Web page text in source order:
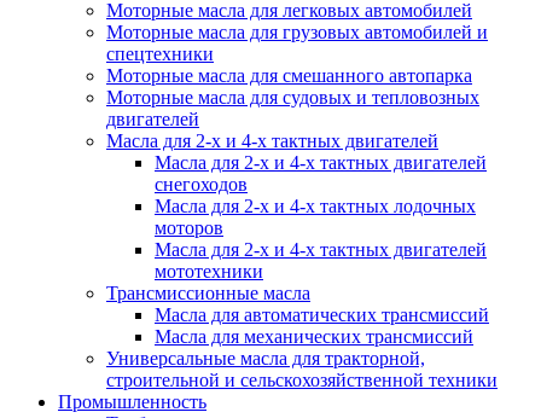
Моторные масла для легковых автомобилей
Моторные масла для грузовых автомобилей и
спецтехники
Моторные масла для смешанного автопарка
Моторные масла для судовых и тепловозных
двигателей
Масла для 2-х и 4-х тактных двигателей
Масла для 2-х и 4-х тактных двигателей
снегоходов
Масла для 2-х и 4-х тактных лодочных
моторов
Масла для 2-х и 4-х тактных двигателей
мототехники
Трансмиссионные масла
Масла для автоматических трансмиссий
Масла для механических трансмиссий
Универсальные масла для тракторной,
строительной и сельскохозяйственной техники
Промышленность